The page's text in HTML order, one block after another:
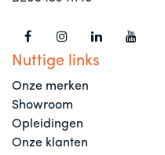
Nuttige links
Onze merken
Showroom
Opleidingen
Onze klanten